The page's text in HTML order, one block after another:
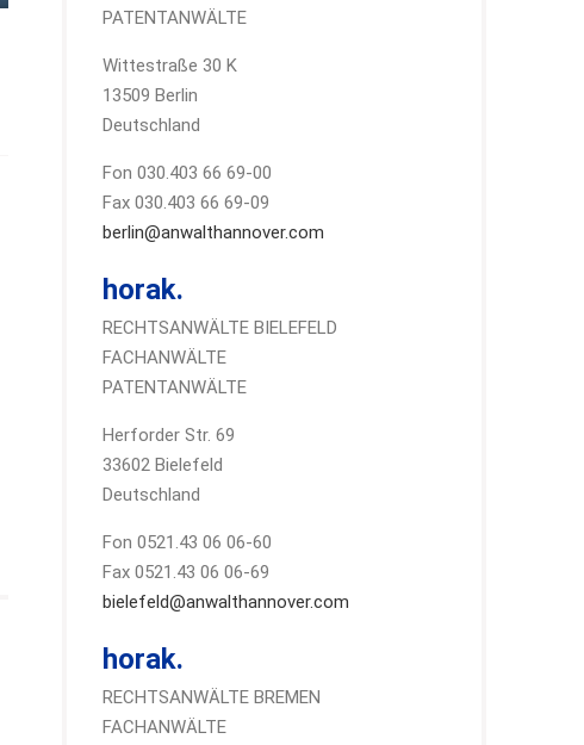
PATENTANWÄLTE
Wittestraße 30 K
13509 Berlin
Deutschland
Fon 030.403 66 69-00
Fax 030.403 66 69-09
berlin@anwalthannover.com
horak.
RECHTSANWÄLTE BIELEFELD
FACHANWÄLTE
PATENTANWÄLTE
Herforder Str. 69
33602 Bielefeld
Deutschland
Fon 0521.43 06 06-60
Fax 0521.43 06 06-69
bielefeld@anwalthannover.com
horak.
RECHTSANWÄLTE BREMEN
FACHANWÄLTE